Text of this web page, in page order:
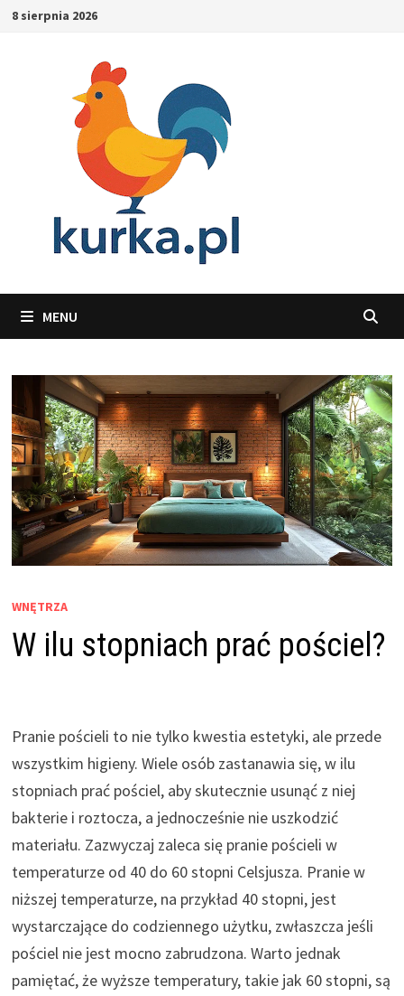
Skip8 sierpnia 2026
MENU
WNĘTRZA
W ilu stopniach prać pościel?
Pranie pościeli to nie tylko kwestia estetyki, ale przede
wszystkim higieny. Wiele osób zastanawia się, w ilu
stopniach prać pościel, aby skutecznie usunąć z niej
bakterie i roztocza, a jednocześnie nie uszkodzić
materiału. Zazwyczaj zaleca się pranie pościeli w
temperaturze od 40 do 60 stopni Celsjusza. Pranie w
niższej temperaturze, na przykład 40 stopni, jest
wystarczające do codziennego użytku, zwłaszcza jeśli
pościel nie jest mocno zabrudzona. Warto jednak
pamiętać, że wyższe temperatury, takie jak 60 stopni, są